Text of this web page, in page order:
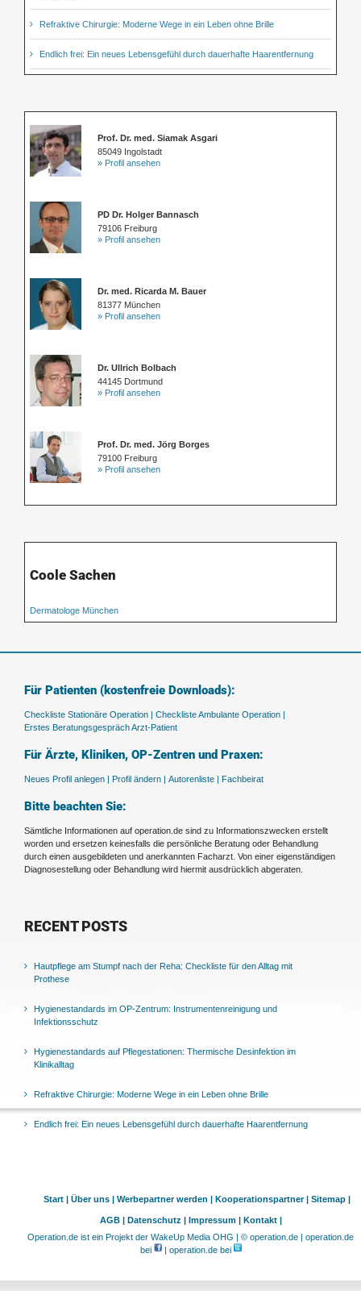
Refraktive Chirurgie: Moderne Wege in ein Leben ohne Brille
Endlich frei: Ein neues Lebensgefühl durch dauerhafte Haarentfernung
Prof. Dr. med. Siamak Asgari
85049 Ingolstadt
» Profil ansehen
PD Dr. Holger Bannasch
79106 Freiburg
» Profil ansehen
Dr. med. Ricarda M. Bauer
81377 München
» Profil ansehen
Dr. Ullrich Bolbach
44145 Dortmund
» Profil ansehen
Prof. Dr. med. Jörg Borges
79100 Freiburg
» Profil ansehen
Coole Sachen
Dermatologe München
Für Patienten (kostenfreie Downloads):
Checkliste Stationäre Operation |
Checkliste Ambulante Operation |
Erstes Beratungsgespräch Arzt-Patient
Für Ärzte, Kliniken, OP-Zentren und Praxen:
Neues Profil anlegen | Profil ändern | Autorenliste | Fachbeirat
Bitte beachten Sie:
Sämtliche Informationen auf operation.de sind zu Informationszwecken erstellt
worden und ersetzen keinesfalls die persönliche Beratung oder Behandlung
durch einen ausgebildeten und anerkannten Facharzt. Von einer eigenständigen
Diagnosestellung oder Behandlung wird hiermit ausdrücklich abgeraten.
RECENT POSTS
Hautpflege am Stumpf nach der Reha: Checkliste für den Alltag mit
Prothese
Hygienestandards im OP-Zentrum: Instrumentenreinigung und
Infektionsschutz
Hygienestandards auf Pflegestationen: Thermische Desinfektion im
Klinikalltag
Refraktive Chirurgie: Moderne Wege in ein Leben ohne Brille
Endlich frei: Ein neues Lebensgefühl durch dauerhafte Haarentfernung
Start | Über uns | Werbepartner werden | Kooperationspartner | Sitemap |
AGB | Datenschutz | Impressum |
Kontakt |
Operation.de ist ein Projekt der WakeUp Media OHG | © operation.de | operation.de
bei
| operation.de bei